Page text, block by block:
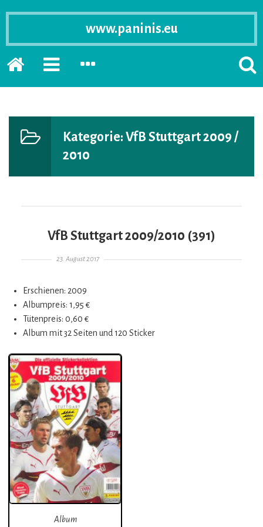
www.paninis.eu
Startseite
PRIMÄRE
ERWEITERN
SEKUNDÄRE
ERWEITERN
Kategorie: VfB Stuttgart 2009 /
2010
VfB Stuttgart 2009/2010 (391)
Gepostet am
23. August 2017
Erschienen: 2009
Albumpreis: 1,95 €
Tütenpreis: 0,60 €
Album mit 32 Seiten und 120 Sticker
Album